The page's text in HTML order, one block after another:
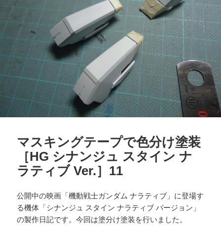
マスキングテープで色分け塗装
［HG シナンジュ スタイン ナ
ラティブ Ver.］11
公開中の映画「機動戦士ガンダム ナラティブ」に登場す
る機体「シナンジュ スタイン ナラティブ バージョン」
の製作日記です。今回は塗分け塗装を行いました。